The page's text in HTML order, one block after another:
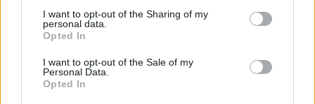
not limited to your visit or usage behaviour. You may click to
grant or deny consent to Google and its third-party tags to
use your data for below specified purposes in below Google
consent section.
I want to opt-out of the Sharing of my
personal data.
Opted In
I want to opt-out of the Sale of my
Personal Data.
Opted In
Jeff Bezos vende le azioni di Amazon e
incassa $5,1 miliardi